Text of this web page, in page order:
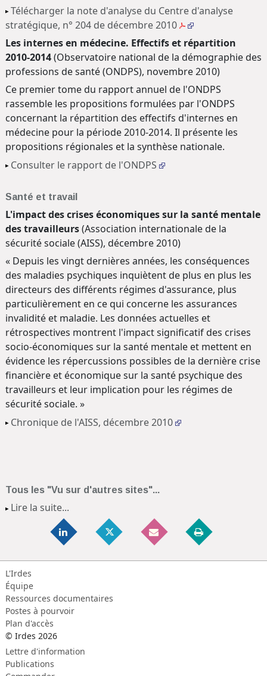
Télécharger la note d'analyse du Centre d'analyse
stratégique, n° 204 de décembre 2010
Les internes en médecine. Effectifs et répartition
2010-2014(Observatoire national de la démographie des
professions de santé (ONDPS), novembre 2010)
Ce premier tome du rapport annuel de l'ONDPS
rassemble les propositions formulées par l'ONDPS
concernant la répartition des effectifs d'internes en
médecine pour la période 2010-2014. Il présente les
propositions régionales et la synthèse nationale.
Consulter le rapport de l'ONDPS
Santé et travail
L'impact des crises économiques sur la santé mentale
des travailleurs(Association internationale de la
sécurité sociale (AISS), décembre 2010)
« Depuis les vingt dernières années, les conséquences
des maladies psychiques inquiètent de plus en plus les
directeurs des différents régimes d'assurance, plus
particulièrement en ce qui concerne les assurances
invalidité et maladie. Les données actuelles et
rétrospectives montrent l'impact significatif des crises
socio-économiques sur la santé mentale et mettent en
évidence les répercussions possibles de la dernière crise
financière et économique sur la santé psychique des
travailleurs et leur implication pour les régimes de
sécurité sociale. »
Chronique de l'AISS, décembre 2010
Tous les "Vu sur d'autres sites"...
Lire la suite...
L'Irdes
Équipe
Ressources documentaires
Postes à pourvoir
Plan d'accès
© Irdes 2026
Lettre d'information
Publications